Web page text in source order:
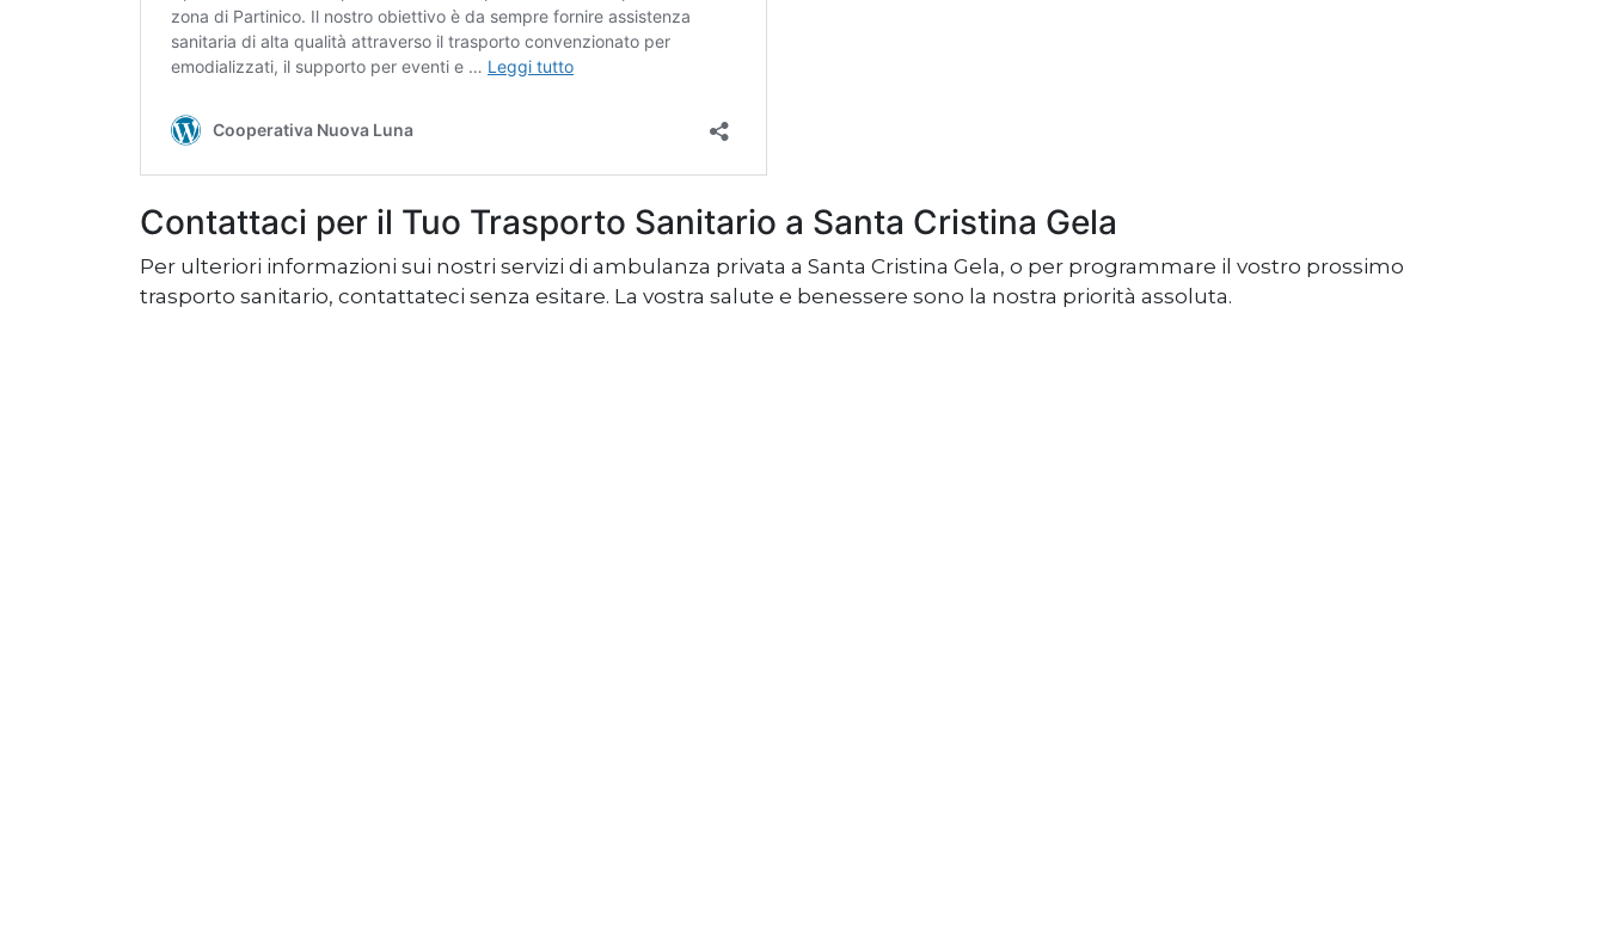
Contattaci per il Tuo Trasporto Sanitario a Santa Cristina Gela
Per ulteriori informazioni sui nostri servizi di ambulanza privata a Santa Cristina Gela, o per programmare il vostro prossimo
trasporto sanitario, contattateci senza esitare. La vostra salute e benessere sono la nostra priorità assoluta.